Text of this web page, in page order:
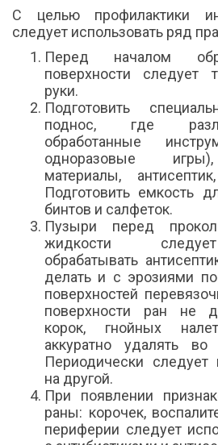
С целью профилактики
следует использовать ряд
Перед началом
поверхности следует
руки.
Подготовить
поднос, где
обработанные
одноразовые
материалы,
Подготовить емкость
бинтов и салфеток.
Пузыри перед
жидкости
обрабатывать
делать и с эрозиями
поверхностей
поверхности ран не
корок, гнойных
аккуратно удалять
Периодически следует
на другой.
При появлении
раны: корочек,
периферии следует